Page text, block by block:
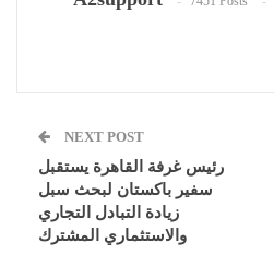
NEXT POST
رئيس غرفة القاهرة يستقبل
سفير باكستان لبحث سبل
زيادة التبادل التجاري
والاستثماري المشترك